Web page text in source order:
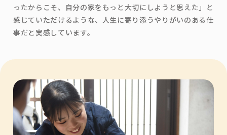
ったからこそ、自分の家をもっと大切にしようと思えた」と
感じていただけるような、人生に寄り添うやりがいのある仕
事だと実感しています。